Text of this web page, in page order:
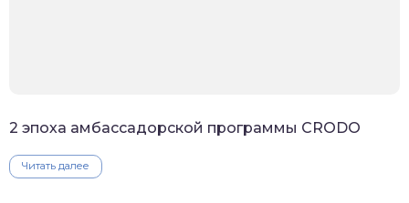
2 эпоха амбассадорской программы CRODO
Читать далее